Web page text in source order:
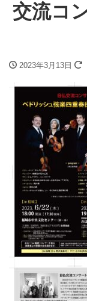
交流コ
2023年3月13日